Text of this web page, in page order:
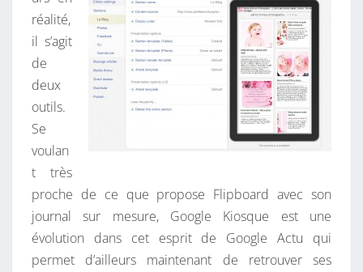
réalité,
il s’agit
de
deux
outils.
Se
voulan
t très
proche de ce que propose Flipboard avec son
journal sur mesure, Google Kiosque est une
évolution dans cet esprit de Google Actu qui
permet d’ailleurs maintenant de retrouver ses